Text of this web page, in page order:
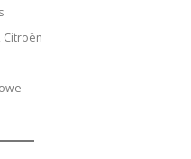
Citroën